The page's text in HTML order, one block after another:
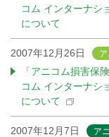
コム インターナシ
について
2007年12月26日
「アニコム損害保
コム インターナシ
について
2007年12月7日 ア